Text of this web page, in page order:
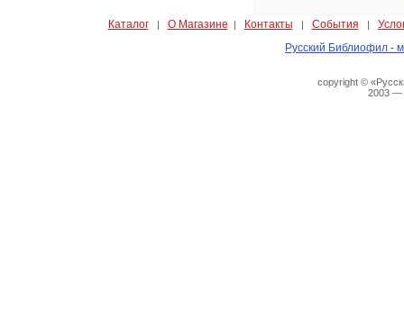
Каталог| О Магазине | Контакты | События |
Русский Библиофил -
copyright ©
2003 —